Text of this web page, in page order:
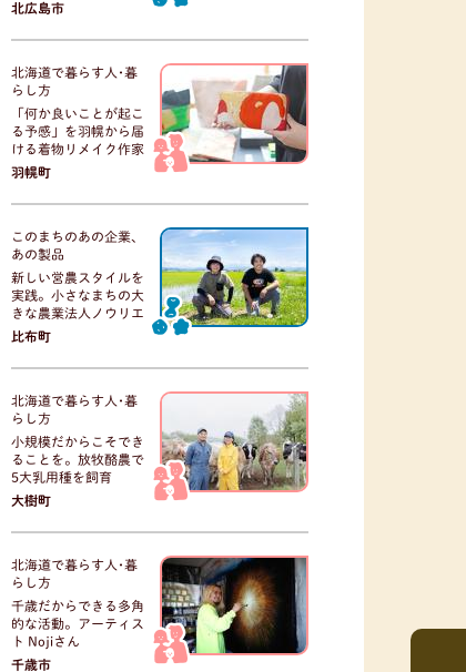
北広島市
北海道で暮らす人･暮
らし方
「何か良いことが起こ
る予感」を羽幌から届
ける着物リメイク作家
羽幌町
このまちのあの企業、
あの製品
新しい営農スタイルを
実践。小さなまちの大
きな農業法人ノウリエ
比布町
北海道で暮らす人･暮
らし方
小規模だからこそでき
ることを。放牧酪農で
5大乳用種を飼育
大樹町
北海道で暮らす人･暮
らし方
千歳だからできる多角
的な活動。アーティス
ト Nojiさん
千歳市